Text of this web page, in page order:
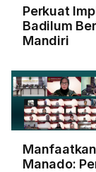
Perkuat
Badilum
Mandiri
Manado: